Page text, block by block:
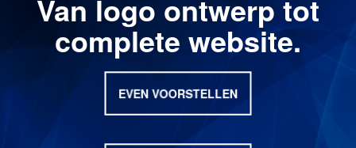
Van logo ontwerp tot
complete website.
EVEN VOORSTELLEN